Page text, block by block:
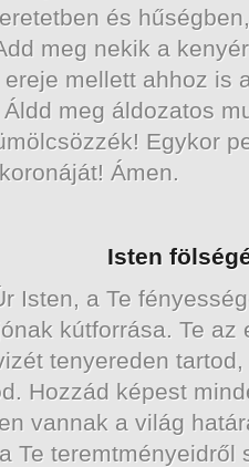
és
meg nekik a
mellett ahhoz is
meg áldozatos
Egykor
Ámen.
Isten, a Te
kútforrása. Te az
tenyereden
Hozzád képest
vannak a világ
Te teremtményeidről